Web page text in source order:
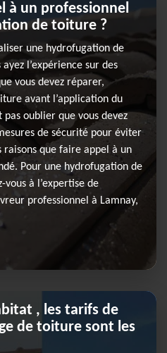
à un professionnel
de toiture ?
une hydrofugation de
l’expérience sur des
vous devez réparer,
avant l’application du
oublier que vous devez
de sécurité pour éviter
raisons que faire appel à un
Pour une hydrofugation de
à l’expertise de
professionnel à Lamnay,
, les tarifs de
de toiture sont les